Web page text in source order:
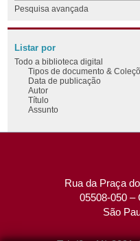
Pesquisa avançada
Listar por
Todo a biblioteca digital
Tipos de documento &
Data de publicação
Autor
Título
Assunto
Rua da Praça
05508-050 –
São